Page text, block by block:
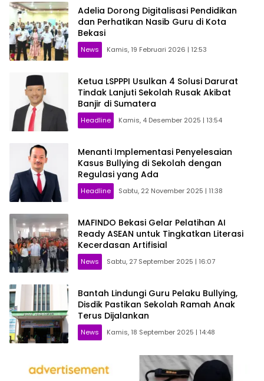
Adelia Dorong Digitalisasi Pendidikan
dan Perhatikan Nasib Guru di Kota
Bekasi
News Kamis, 19 Februari 2026 | 12:53
Ketua LSPPPI Usulkan 4 Solusi Darurat
Tindak Lanjuti Sekolah Rusak Akibat
Banjir di Sumatera
Headline Kamis, 4 Desember 2025 | 13:54
Menanti Implementasi Penyelesaian
Kasus Bullying di Sekolah dengan
Regulasi yang Ada
Headline Sabtu, 22 November 2025 | 11:38
MAFINDO Bekasi Gelar Pelatihan AI
Ready ASEAN untuk Tingkatkan Literasi
Kecerdasan Artifisial
News Sabtu, 27 September 2025 | 16:07
Bantah Lindungi Guru Pelaku Bullying,
Disdik Pastikan Sekolah Ramah Anak
Terus Dijalankan
News Kamis, 18 September 2025 | 14:48